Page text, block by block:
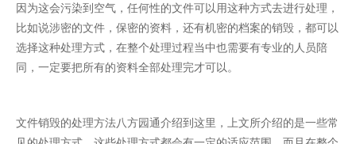
因为这会污染到空气，任何性的文件可以用这种方式去进行处理，
比如说涉密的文件，保密的资料，还有机密的档案的销毁，都可以
选择这种处理方式，在整个处理过程当中也需要有专业的人员陪
同，一定要把所有的资料全部处理完才可以。
文件销毁的处理方法八方园通介绍到这里，上文所介绍的是一些常